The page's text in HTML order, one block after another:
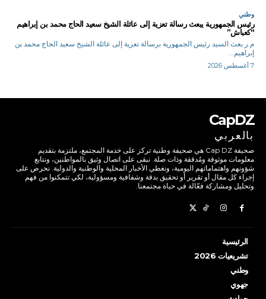
وطني
رئيس الجمهورية يبعث رسالة تعزية إلى عائلة الشيخ سعيد الحاج محمد بن إبراهيم
“كعباش”
م.ر بعث السيد رئيس الجمهورية برسالة تعزية إلى عائلة الشيخ سعيد الحاج محمد بن
إبراهيم...
7 أغسطس 2026
CapDZ
بالعربي
صحيفة Cap DZ هي صحيفة وطنية تركز على خدمة المجتمع، ملتزمة بتقديم
معلومات موثوقة ومُدققة وذات صلة. نبقى على اتصال وثيق بالمواطنين، ونتابع
شؤونهم واهتماماتهم اليومية، ونغطي الأخبار المحلية والوطنية والدولية. نحرص على
إجراء كل مقال أو تقرير أو تحقيق بدقة وشفافية ومسؤولية، لكي تتمكنوا من فهم
وتحليل ومشاركة فعّالة في حياة مجتمعنا.
الرئيسية
تشريعيات 2026
وطني
جهوي